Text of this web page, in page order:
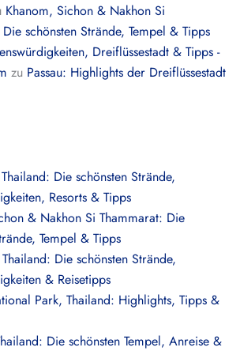
Khanom, Sichon & Nakhon Si
schönsten Strände, Tempel & Tipps
Dreiflüssestadt & Tipps -
zu Passau: Highlights der Dreiflüssestadt
Die schönsten Strände,
Resorts & Tipps
& Nakhon Si Thammarat: Die
Tempel & Tipps
Die schönsten Strände,
& Reisetipps
Park, Thailand: Highlights, Tipps &
Die schönsten Tempel, Anreise &